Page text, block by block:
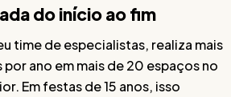
do início ao fim
time de especialistas, realiza mais
ano em mais de 20 espaços no
Em festas de 15 anos, isso